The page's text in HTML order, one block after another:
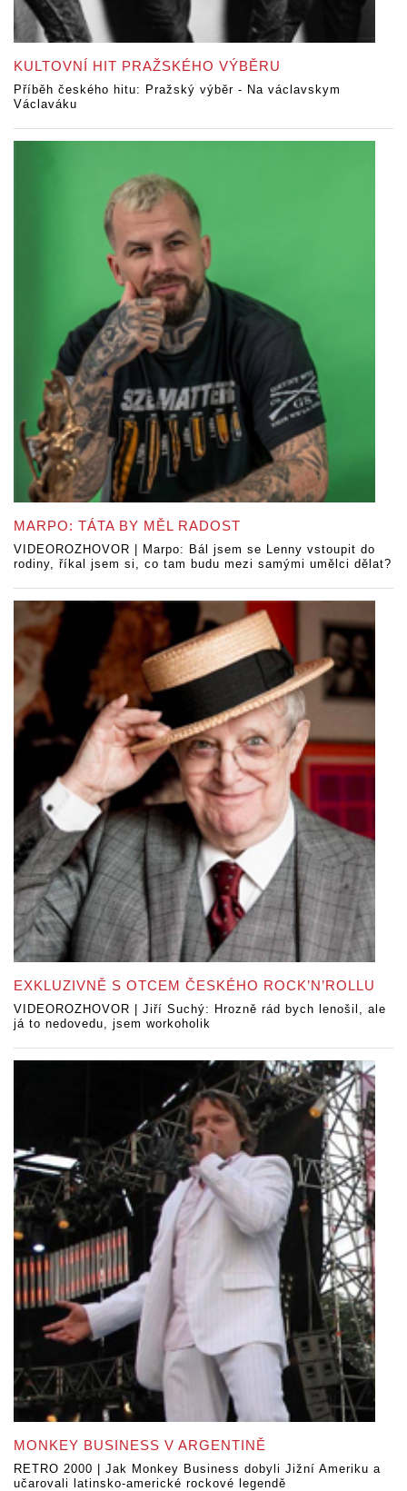
KULTOVNÍ HIT PRAŽSKÉHO VÝBĚRU
Příběh českého hitu: Pražský výběr - Na václavskym
Václaváku
MARPO: TÁTA BY MĚL RADOST
VIDEOROZHOVOR | Marpo: Bál jsem se Lenny vstoupit do
rodiny, říkal jsem si, co tam budu mezi samými umělci dělat?
EXKLUZIVNĚ S OTCEM ČESKÉHO ROCK’N’ROLLU
VIDEOROZHOVOR | Jiří Suchý: Hrozně rád bych lenošil, ale
já to nedovedu, jsem workoholik
MONKEY BUSINESS V ARGENTINĚ
RETRO 2000 | Jak Monkey Business dobyli Jižní Ameriku a
učarovali latinsko-americké rockové legendě